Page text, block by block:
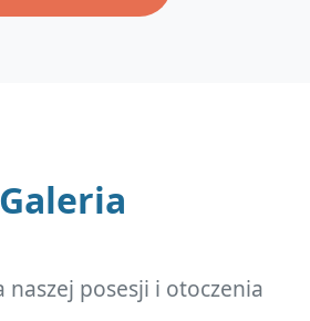
Galeria
naszej posesji i otoczenia